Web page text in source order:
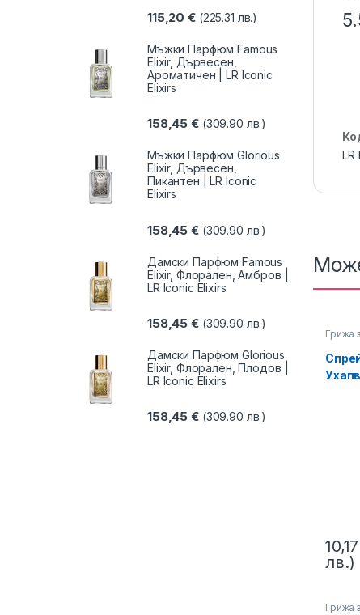
LR
Грижа
Грижа
via,
лв.)
Грижа
115,20€ (225.31 лв.)
Мъжки Парфюм Famous
Elixir, Дървесен,
Ароматичен | LR Iconic
Elixirs
158,45€ (309.90 лв.)
Мъжки Парфюм Glorious
Elixir, Дървесен,
Пикантен | LR Iconic
Elixirs
158,45€ (309.90 лв.)
Дамски Парфюм Famous
Elixir, Флорален, Амбров |
LR Iconic Elixirs
158,45€ (309.90 лв.)
Дамски Парфюм Glorious
Elixir, Флорален, Плодов |
LR Iconic Elixirs
158,45€ (309.90 лв.)